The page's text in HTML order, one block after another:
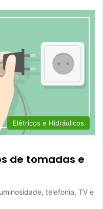
Elétricos e Hidráulicos
de tomadas e
telefonia, TV e